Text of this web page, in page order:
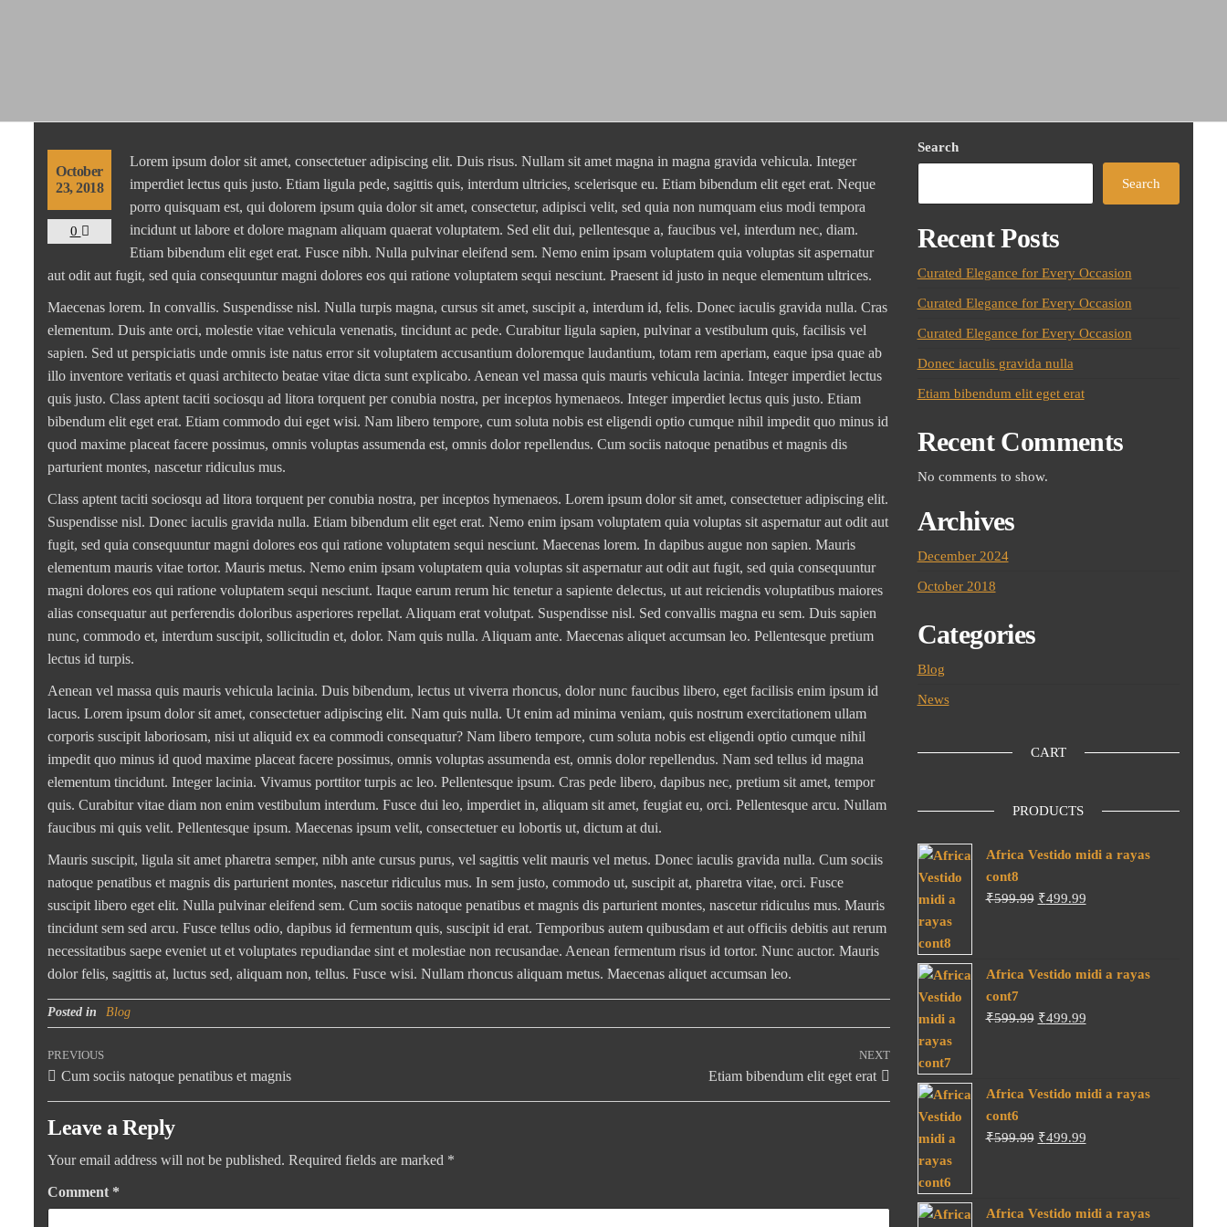
October
23, 2018
0
Lorem ipsum dolor sit amet, consectetuer adipiscing elit. Duis risus. Nullam sit amet magna in magna gravida vehicula. Integer
imperdiet lectus quis justo. Etiam ligula pede, sagittis quis, interdum ultricies, scelerisque eu. Etiam bibendum elit eget erat. Neque
porro quisquam est, qui dolorem ipsum quia dolor sit amet, consectetur, adipisci velit, sed quia non numquam eius modi tempora
incidunt ut labore et dolore magnam aliquam quaerat voluptatem. Sed elit dui, pellentesque a, faucibus vel, interdum nec, diam.
Etiam bibendum elit eget erat. Fusce nibh. Nulla pulvinar eleifend sem. Nemo enim ipsam voluptatem quia voluptas sit aspernatur
aut odit aut fugit, sed quia consequuntur magni dolores eos qui ratione voluptatem sequi nesciunt. Praesent id justo in neque elementum ultrices.
Maecenas lorem. In convallis. Suspendisse nisl. Nulla turpis magna, cursus sit amet, suscipit a, interdum id, felis. Donec iaculis gravida nulla. Cras
elementum. Duis ante orci, molestie vitae vehicula venenatis, tincidunt ac pede. Curabitur ligula sapien, pulvinar a vestibulum quis, facilisis vel
sapien. Sed ut perspiciatis unde omnis iste natus error sit voluptatem accusantium doloremque laudantium, totam rem aperiam, eaque ipsa quae ab
illo inventore veritatis et quasi architecto beatae vitae dicta sunt explicabo. Aenean vel massa quis mauris vehicula lacinia. Integer imperdiet lectus
quis justo. Class aptent taciti sociosqu ad litora torquent per conubia nostra, per inceptos hymenaeos. Integer imperdiet lectus quis justo. Etiam
bibendum elit eget erat. Etiam commodo dui eget wisi. Nam libero tempore, cum soluta nobis est eligendi optio cumque nihil impedit quo minus id
quod maxime placeat facere possimus, omnis voluptas assumenda est, omnis dolor repellendus. Cum sociis natoque penatibus et magnis dis
parturient montes, nascetur ridiculus mus.
Class aptent taciti sociosqu ad litora torquent per conubia nostra, per inceptos hymenaeos. Lorem ipsum dolor sit amet, consectetuer adipiscing elit.
Suspendisse nisl. Donec iaculis gravida nulla. Etiam bibendum elit eget erat. Nemo enim ipsam voluptatem quia voluptas sit aspernatur aut odit aut
fugit, sed quia consequuntur magni dolores eos qui ratione voluptatem sequi nesciunt. Maecenas lorem. In dapibus augue non sapien. Mauris
elementum mauris vitae tortor. Mauris metus. Nemo enim ipsam voluptatem quia voluptas sit aspernatur aut odit aut fugit, sed quia consequuntur
magni dolores eos qui ratione voluptatem sequi nesciunt. Itaque earum rerum hic tenetur a sapiente delectus, ut aut reiciendis voluptatibus maiores
alias consequatur aut perferendis doloribus asperiores repellat. Aliquam erat volutpat. Suspendisse nisl. Sed convallis magna eu sem. Duis sapien
nunc, commodo et, interdum suscipit, sollicitudin et, dolor. Nam quis nulla. Aliquam ante. Maecenas aliquet accumsan leo. Pellentesque pretium
lectus id turpis.
Aenean vel massa quis mauris vehicula lacinia. Duis bibendum, lectus ut viverra rhoncus, dolor nunc faucibus libero, eget facilisis enim ipsum id
lacus. Lorem ipsum dolor sit amet, consectetuer adipiscing elit. Nam quis nulla. Ut enim ad minima veniam, quis nostrum exercitationem ullam
corporis suscipit laboriosam, nisi ut aliquid ex ea commodi consequatur? Nam libero tempore, cum soluta nobis est eligendi optio cumque nihil
impedit quo minus id quod maxime placeat facere possimus, omnis voluptas assumenda est, omnis dolor repellendus. Nam sed tellus id magna
elementum tincidunt. Integer lacinia. Vivamus porttitor turpis ac leo. Pellentesque ipsum. Cras pede libero, dapibus nec, pretium sit amet, tempor
quis. Curabitur vitae diam non enim vestibulum interdum. Fusce dui leo, imperdiet in, aliquam sit amet, feugiat eu, orci. Pellentesque arcu. Nullam
faucibus mi quis velit. Pellentesque ipsum. Maecenas ipsum velit, consectetuer eu lobortis ut, dictum at dui.
Mauris suscipit, ligula sit amet pharetra semper, nibh ante cursus purus, vel sagittis velit mauris vel metus. Donec iaculis gravida nulla. Cum sociis
natoque penatibus et magnis dis parturient montes, nascetur ridiculus mus. In sem justo, commodo ut, suscipit at, pharetra vitae, orci. Fusce
suscipit libero eget elit. Nulla pulvinar eleifend sem. Cum sociis natoque penatibus et magnis dis parturient montes, nascetur ridiculus mus. Mauris
tincidunt sem sed arcu. Fusce tellus odio, dapibus id fermentum quis, suscipit id erat. Temporibus autem quibusdam et aut officiis debitis aut rerum
necessitatibus saepe eveniet ut et voluptates repudiandae sint et molestiae non recusandae. Aenean fermentum risus id tortor. Nunc auctor. Mauris
dolor felis, sagittis at, luctus sed, aliquam non, tellus. Fusce wisi. Nullam rhoncus aliquam metus. Maecenas aliquet accumsan leo.
Posted in Blog
Post
navigation
Previous
Post
PREVIOUS
Cum sociis natoque penatibus et magnis
Next
NEXT
Etiam bibendum elit eget erat
Leave a Reply
Your email address will not be published. Required fields are marked *
Comment *
Search
Search
Recent Posts
Curated Elegance for Every Occasion
Curated Elegance for Every Occasion
Curated Elegance for Every Occasion
Donec iaculis gravida nulla
Etiam bibendum elit eget erat
Recent Comments
No comments to show.
Archives
December 2024
October 2018
Categories
Blog
News
CART
PRODUCTS
Africa Vestido midi a rayas
cont8
₹599.99 Original
₹499.99Current
Africa Vestido midi a rayas
cont7
₹599.99 Original
₹499.99Current
Africa Vestido midi a rayas
cont6
₹599.99 Original
₹499.99Current
Africa Vestido midi a rayas